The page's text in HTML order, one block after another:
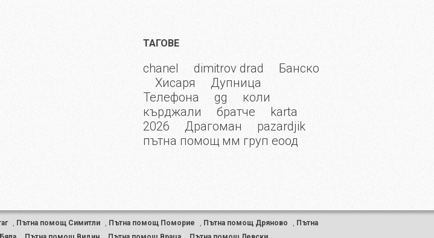
ТАГОВЕ
chanel dimitrov drad
Банско
Хисаря
Дупница
Телефона
gg
коли
кърджали
братче
karta
2026
Драгоман
pazardjik
пътна помощ мм груп еоод
, Пътна помощ Симитли , Пътна помощ Поморие , Пътна помощ Дряново , Пътна